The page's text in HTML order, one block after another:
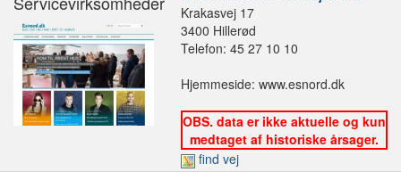
Krakasvej 17
3400 Hillerød
Telefon: 45 27 10 10
Hjemmeside: www.esnord.dk
OBS. data er ikke aktuelle og kun
medtaget af historiske årsager.
find vej